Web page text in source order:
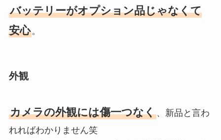
バッテリーがオプション品じゃなくて
安心。
外観
カメラの外観には傷一つなく、新品と言わ
れればわかりません笑